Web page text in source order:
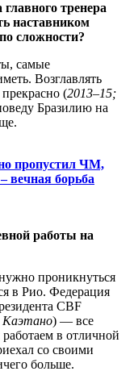
тренера
наставником
сложности?
самые
Возглавлять
(2013–15;
Бразилию на
пропустил ЧМ,
вечная борьба
работы на
проникнуться
в Рио. Федерация
CBF
Каэтано) — все
в отличной
со своими
больше.